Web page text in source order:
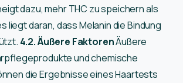
dazu, mehr THC zu speichern als
liegt daran, dass Melanin die Bindung
4.2. Äußere FaktorenÄußere
und chemische
die Ergebnisse eines Haartests